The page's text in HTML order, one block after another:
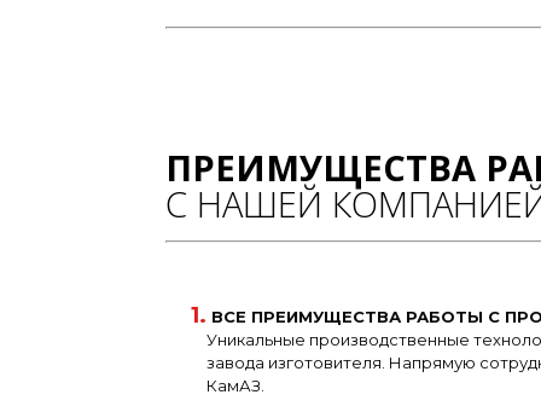
ПРЕИМУЩЕСТВА
С НАШЕЙ
1. ВСЕ ПРЕИМУЩЕСТВА РАБОТЫ С
Уникальные производственные
завода изготовителя. Напрямую
КамАЗ.